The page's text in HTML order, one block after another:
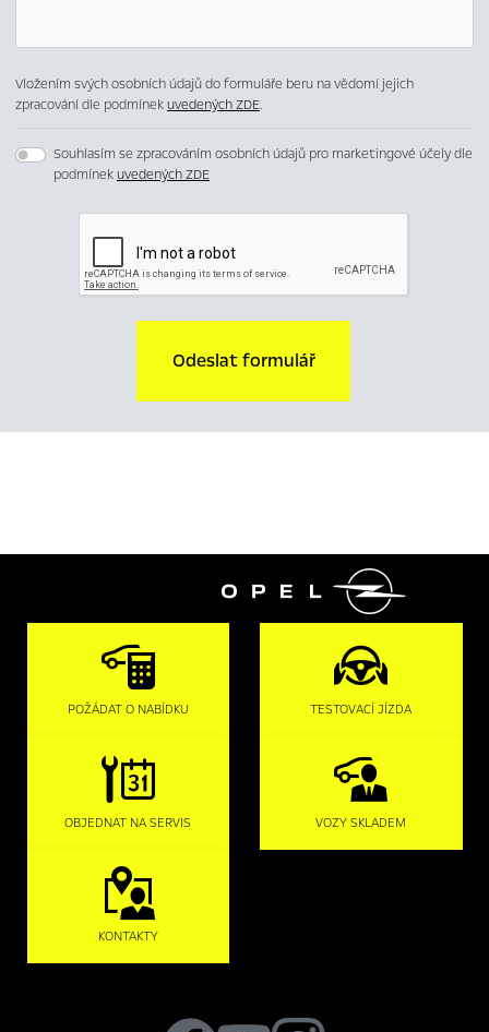
Vložením svých osobních údajů do formuláře beru na vědomí jejich
zpracování dle podmínekuvedených ZDE.
Souhlasím se zpracováním osobních údajů pro marketingové účely dle
podmínekuvedených ZDE
Odeslat formulář

POŽÁDAT O NABÍDKU TESTOVACÍ JÍZDA
OBJEDNAT NA SERVIS VOZY SKLADEM
KONTAKTY